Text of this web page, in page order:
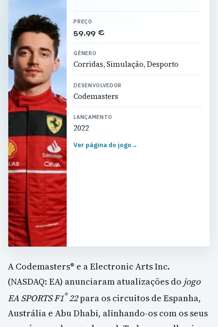
PREÇO
59,99 €
GÉNERO
Corridas, Simulação, Desporto
DESENVOLVEDOR
Codemasters
LANÇAMENTO
2022
Ver página do jogo→
A Codemasters® e a Electronic Arts Inc.
(NASDAQ: EA) anunciaram atualizações do jogo
EA SPORTS F1®22para os circuitos de Espanha,
Austrália e Abu Dhabi, alinhando-os com os seus